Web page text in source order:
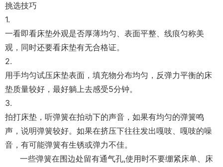
挑选技巧
1.
一看即看床垫外观是否厚薄均匀、表面平整、线痕匀称美
观，同时还要看床垫有无合格证。
2.
用手均匀试压床垫表面，填充物分布均匀，反弹力平衡的床
垫质量较好，最好躺上去感受5分钟。
3.
拍打床垫，听弹簧在拍动下的声音，如果有均匀的弹簧鸣
声，说明弹簧较好。如果在挤压下往往发出嘎吱、嘎吱的噪
音，有可能弹簧有生锈或弹力不佳。
一些弹簧在围边处留有通气孔,使用时不要绷紧床单、床